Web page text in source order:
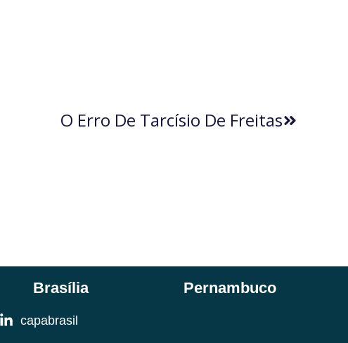
O Erro De Tarcísio De Freitas
Brasília Pernambuco
capabrasil